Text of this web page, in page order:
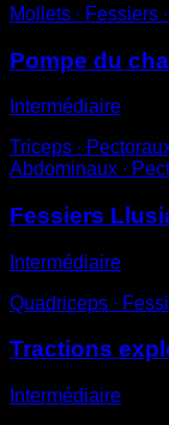
Mollets ∙ Fessiers
Pompe du
Intermédiaire
Triceps ∙
Abdominaux ∙
Fessiers
Intermédiaire
Quadriceps ∙
Tractions
Intermédiaire